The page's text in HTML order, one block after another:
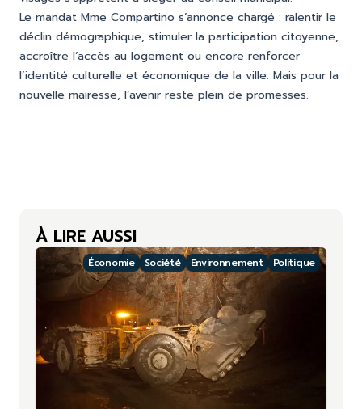
Le mandat Mme Compartino s’annonce chargé : ralentir le
déclin démographique, stimuler la participation citoyenne,
accroître l’accès au logement ou encore renforcer
l’identité culturelle et économique de la ville. Mais pour la
nouvelle mairesse, l’avenir reste plein de promesses.
À LIRE AUSSI
Économie Société Environnement Politique